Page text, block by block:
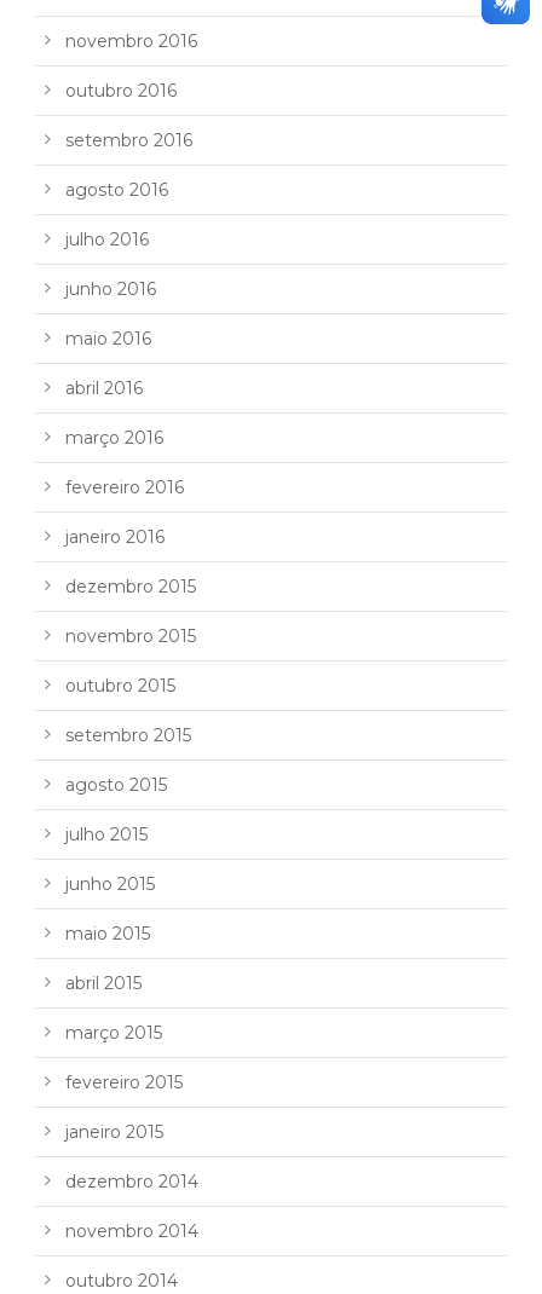
novembro 2016
outubro 2016
setembro 2016
agosto 2016
julho 2016
junho 2016
maio 2016
abril 2016
março 2016
fevereiro 2016
janeiro 2016
dezembro 2015
novembro 2015
outubro 2015
setembro 2015
agosto 2015
julho 2015
junho 2015
maio 2015
abril 2015
março 2015
fevereiro 2015
janeiro 2015
dezembro 2014
novembro 2014
outubro 2014